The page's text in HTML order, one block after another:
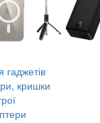
гаджетів
кришки